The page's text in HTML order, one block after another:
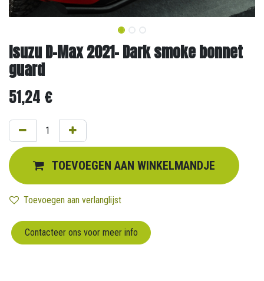
Isuzu D-Max 2021- Dark smoke bonnet
guard
51,24 €
TOEVOEGEN AAN WINKELMANDJE
Toevoegen aan verlanglijst
Contacteer ons voor meer info